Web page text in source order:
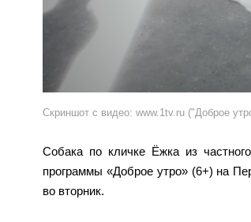
Скриншот с видео: www.1tv.ru ("Доброе
Собака по кличке Ёжка из
программы «Доброе утро» (6+) на
во вторник.